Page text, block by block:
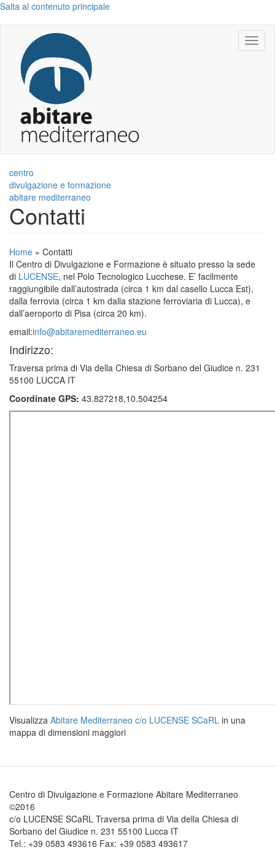
Salta al contenuto principale
centro
divulgazione e formazione
abitare mediterraneo
Contatti
Home » Contatti
Il Centro di Divulgazione e Formazione è situato presso la sede
di LUCENSE, nel Polo Tecnologico Lucchese. E’ facilmente
raggiungibile dall’autostrada (circa 1 km dal casello Lucca Est),
dalla ferrovia (circa 1 km dalla stazione ferroviaria di Lucca), e
dall’aeroporto di Pisa (circa 20 km).
email:info@abitaremediterraneo.eu
Indirizzo:
Traversa prima di Via della Chiesa di Sorbano del Giudice n. 231
55100 LUCCA IT
Coordinate GPS: 43.827218,10.504254
Visualizza Abitare Mediterraneo c/o LUCENSE SCaRL in una
mappa di dimensioni maggiori
Centro di Divulgazione e Formazione Abitare Mediterraneo
©2016
c/o LUCENSE SCaRL Traversa prima di Via della Chiesa di
Sorbano del Giudice n. 231 55100 Lucca IT
Tel.: +39 0583 493616 Fax: +39 0583 493617